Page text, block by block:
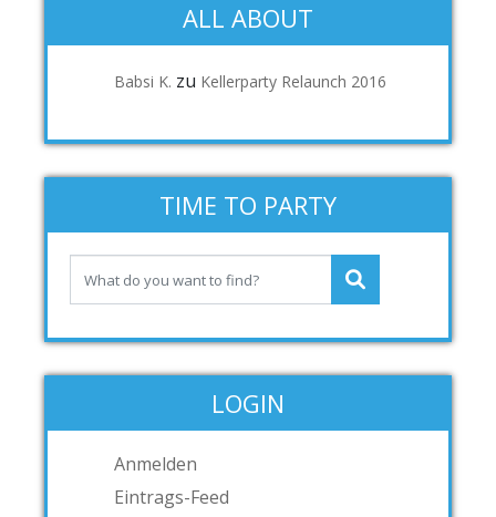
ALL ABOUT
Babsi K. zu Kellerparty Relaunch 2016
TIME TO PARTY
LOGIN
Anmelden
Eintrags-Feed